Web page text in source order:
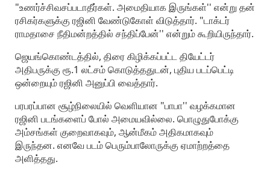
"உணர்ச்சிவசப்படாதீர்கள். அமைதியாக இருங்கள்'' என்று தன்
ரசிகர்களுக்கு ரஜினி வேண்டுகோள் விடுத்தார். "டாக்டர்
ராமதாசை நீதிமன்றத்தில் சந்திப்பேன்'' என்றும் கூறியிருந்தார்.
ஜெயங்கொண்டத்தில், திரை கிழிக்கப்பட்ட தியேட்டர்
அதிபருக்கு ரூ.1 லட்சம் கொடுத்ததுடன், புதிய படப்பெட்டி
ஒன்றையும் ரஜினி அனுப்பி வைத்தார்.
பரபரப்பான சூழ்நிலையில் வெளியான "பாபா'' வழக்கமான
ரஜினி படங்களைப் போல் அமையவில்லை. பொழுதுபோக்கு
அம்சங்கள் குறைவாகவும், ஆன்மீகம் அதிகமாகவும்
இருந்தன. எனவே படம் பெரும்பாலோருக்கு ஏமாற்றத்தை
அளித்தது.